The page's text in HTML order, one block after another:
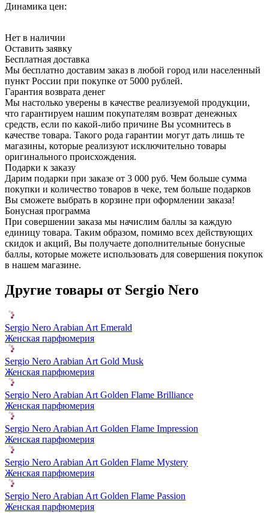
Динамика цен:
Нет в наличии
Оставить заявку
Бесплатная доставка
Мы бесплатно доставим заказ в любой город или населенный
пункт России при покупке от 5000 рублей.
Гарантия возврата денег
Мы настолько уверены в качестве реализуемой продукции,
что гарантируем нашим покупателям возврат денежных
средств, если по какой-либо причине Вы усомнитесь в
качестве товара. Такого рода гарантии могут дать лишь те
магазины, которые реализуют исключительно товары
оригинального происхождения.
Подарки к заказу
Дарим подарки при заказе от 3 000 руб. Чем больше сумма
покупки и количество товаров в чеке, тем больше подарков
Вы сможете выбрать в корзине при оформлении заказа!
Бонусная программа
При совершении заказа мы начислим баллы за каждую
единицу товара. Таким образом, помимо всех действующих
скидок и акций, Вы получаете дополнительные бонусные
баллы, которые можете использовать для совершения покупок
в нашем магазине.
Другие товары от Sergio Nero
Sergio Nero Arabian Art Emerald
Женская парфюмерия
Sergio Nero Arabian Art Gold Musk
Женская парфюмерия
Sergio Nero Arabian Art Golden Flame Brilliance
Женская парфюмерия
Sergio Nero Arabian Art Golden Flame Impression
Женская парфюмерия
Sergio Nero Arabian Art Golden Flame Mystery
Женская парфюмерия
Sergio Nero Arabian Art Golden Flame Passion
Женская парфюмерия